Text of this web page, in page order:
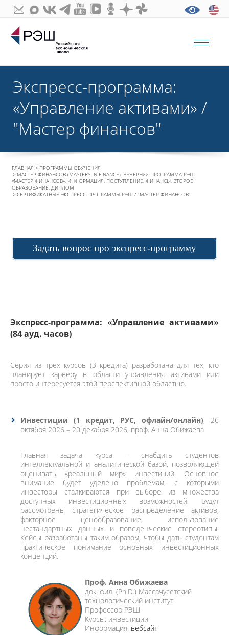
Экспресс-программа:
«Управление активами» /
"Мастер финансов"
ГЛАВНАЯ
ПРОГРАММЫ ОБУЧЕНИЯ
МАСТЕР ФИНАНСОВ (MASTERS IN FINANCE): ВЕЧЕРНЯЯ ПРОГРАММА РЭШ
«МАСТЕР ФИНАНСОВ», ИНФОРМАЦИЯ, ПОСТУПЛЕНИЕ, ФИНАНСЫ, ВТОРОЕ
ОБРАЗОВАНИЕ, ДИПЛОМ
СЕРТИФИКАТНЫЕ ЭКСПРЕСС-ПРОГРАММЫ РЭШ / "МАСТЕР ФИНАНСОВ"
Задать вопрос про экспресс-программу
Экспресс-программа: «Управление активами»
(84 ауд. часов)
Серия из трех курсов (3 кредита) разработана для тех, кто
планирует карьеру в области управления активами или
просто интересуется этой перспективной областью.
Инвестиции (1 кредит, РУС, офлайн/онлайн), 26
октября 2026 – 20 декабря 2026, проф. Анна Обижаева
Главная задача курса – снабдить студентов
интеллектуальной и аналитической базой, позволяющей
оценивать «реальный мир» инвестиций. Основное
внимание будет уделено проблемам, с которыми
инвесторы сталкиваются при выборе из множества
доступных инвестиционных возможностей. Будут
рассмотрены стратегическое распределение активов,
факторное ценообразование, использование
нестандартных данных и поведенческие стереотипы.
Кейсы разработаны таким образом, чтобы дать студентам
практическое понимание основных инвестиционных
концепций.
Проф. Анна Обижаева
док. фил. (Ph.D.) Массачусетский
технологический институт
Профессор РЭШ
Курсы: инвестиции
Информация: вебсайт